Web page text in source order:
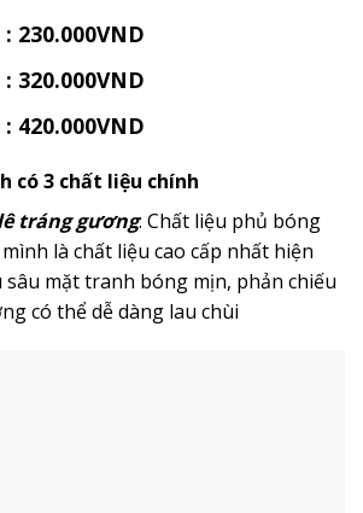
230.000VND
320.000VND
420.000VND
có 3 chất liệu chính
tráng gương: Chất liệu phủ bóng
là chất liệu cao cấp nhất hiện
mặt tranh bóng mịn, phản chiếu
có thể dễ dàng lau chùi